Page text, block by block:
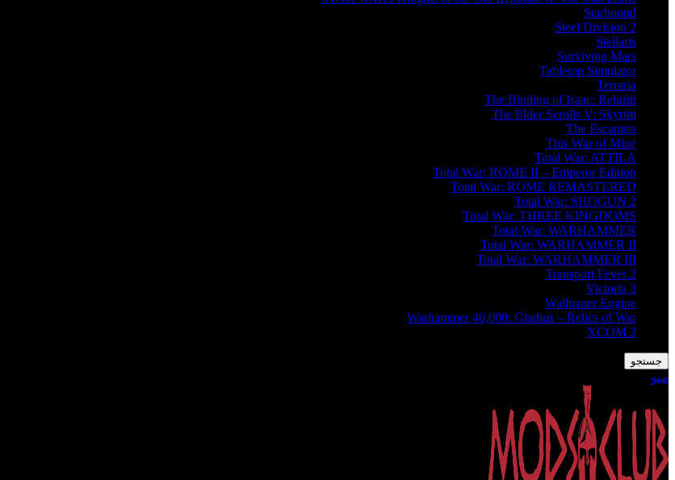
Starbound
Steel Division 2
Stellaris
Surviving Mars
Tabletop Simulator
Terraria
The Binding of Isaac: Rebirth
The Elder Scrolls V: Skyrim
The Escapists
This War of Mine
Total War: ATTILA
Total War: ROME II – Emperor Edition
Total War: ROME REMASTERED
Total War: SHOGUN 2
Total War: THREE KINGDOMS
Total War: WARHAMMER
Total War: WARHAMMER II
Total War: WARHAMMER III
Transport Fever 2
Victoria 3
Wallpaper Engine
Warhammer 40,000: Gladius – Relics of War
XCOM 2
جستجو
منو